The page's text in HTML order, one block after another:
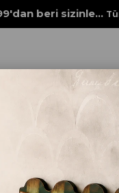
beri sizinle...
2316 RETRO SİYAH
MULTİ